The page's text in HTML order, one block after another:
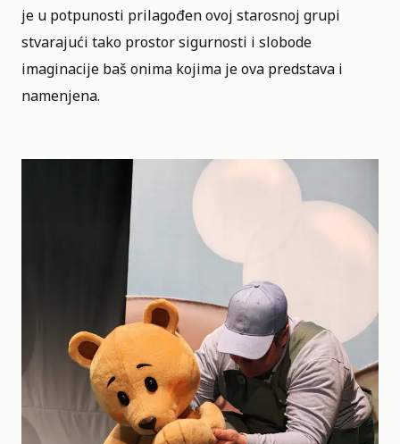
je u potpunosti prilagođen ovoj starosnoj grupi
stvarajući tako prostor sigurnosti i slobode
imaginacije baš onima kojima je ova predstava i
namenjena.